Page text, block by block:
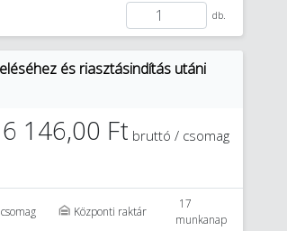
db.
és riasztásindítás utáni
6 146,00 Ft bruttó / csomag
Központi raktár
17
munkanap